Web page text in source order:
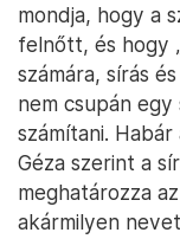
mondja, hogy a
felnőtt, és hogy
számára, sírás
nem csupán
számítani.
Géza szerint a
meghatározza
akármilyen